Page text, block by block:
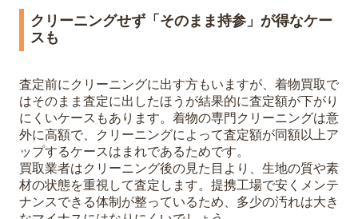
クリーニングせず「そのまま持参」が得なケー
スも
査定前にクリーニングに出す方もいますが、着物買取で
はそのまま査定に出したほうが結果的に査定額が下がり
にくいケースもあります。着物の専門クリーニングは意
外に高額で、クリーニングによって査定額が同額以上ア
ップするケースはまれであるためです。
買取業者はクリーニング後の見た目より、生地の質や素
材の状態を重視して査定します。提携工場で安くメンテ
ナンスできる体制が整っているため、多少の汚れは大き